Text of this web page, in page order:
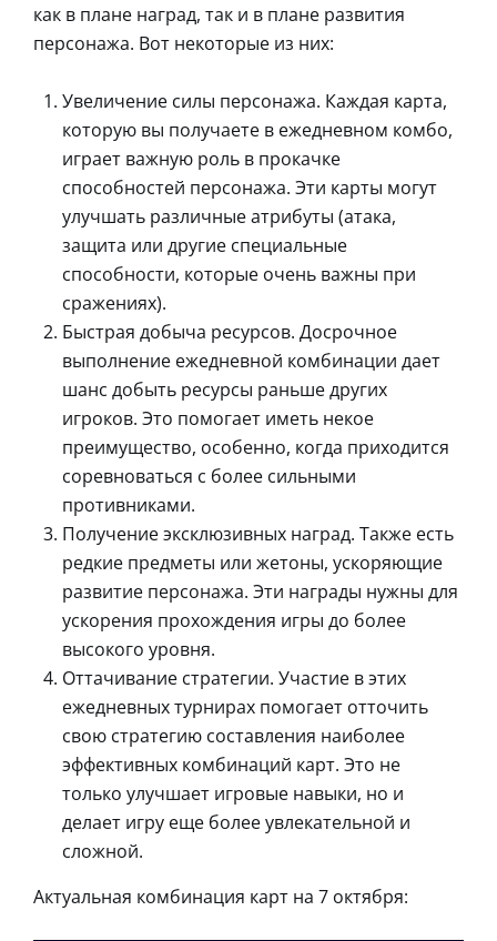
как в плане наград, так и в плане развития
персонажа. Вот некоторые из них:
Увеличение силы персонажа. Каждая карта,
которую вы получаете в ежедневном комбо,
играет важную роль в прокачке
способностей персонажа. Эти карты могут
улучшать различные атрибуты (атака,
защита или другие специальные
способности, которые очень важны при
сражениях).
Быстрая добыча ресурсов. Досрочное
выполнение ежедневной комбинации дает
шанс добыть ресурсы раньше других
игроков. Это помогает иметь некое
преимущество, особенно, когда приходится
соревноваться с более сильными
противниками.
Получение эксклюзивных наград. Также есть
редкие предметы или жетоны, ускоряющие
развитие персонажа. Эти награды нужны для
ускорения прохождения игры до более
высокого уровня.
Оттачивание стратегии. Участие в этих
ежедневных турнирах помогает отточить
свою стратегию составления наиболее
эффективных комбинаций карт. Это не
только улучшает игровые навыки, но и
делает игру еще более увлекательной и
сложной.
Актуальная комбинация карт на 7 октября: